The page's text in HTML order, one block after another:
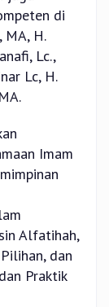
di
MA, H.
Lc.,
Lc, H.
Imam
Alfatihah,
dan
Praktik